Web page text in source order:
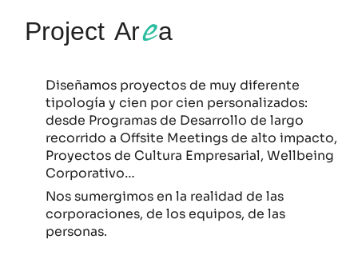
Project Area
Diseñamos proyectos de muy diferente
tipología y cien por cien personalizados:
desde Programas de Desarrollo de largo
recorrido a Offsite Meetings de alto impacto,
Proyectos de Cultura Empresarial, Wellbeing
Corporativo…
Nos sumergimos en la realidad de las
corporaciones, de los equipos, de las
personas.